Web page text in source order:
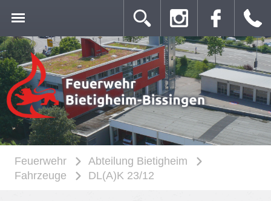
Feuerwehr
Abteilung Bietigheim
Fahrzeuge
DL(A)K 23/12